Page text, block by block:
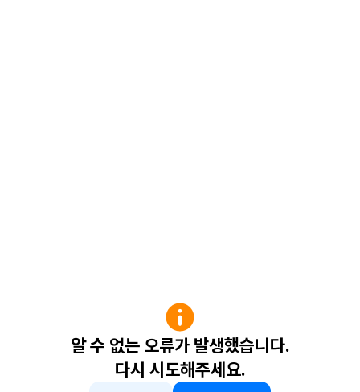
알 수 없는 오류가 발생했습니다.
다시 시도해주세요.